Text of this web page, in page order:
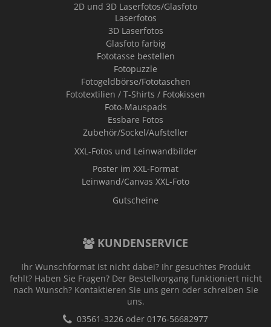
2D und 3D Laserfotos/Glasfoto
Laserfotos
3D Laserfotos
Glasfoto farbig
Fototasse bestellen
Fotopuzzle
Fotogeldbörse/Fototaschen
Fototextilien / T-Shirts / Fotokissen
Foto-Mauspads
Essbare Fotos
Zubehör/Sockel/Aufsteller
XXL-Fotos und Leinwandbilder
Poster im XXL-Format
Leinwand/Canvas XXL-Foto
Gutscheine
KUNDENSERVICE
Ihr Wunschformat ist nicht dabei? Ihr gesuchtes Produkt
fehlt? Haben Sie Fragen? Der Bestellvorgang funktioniert nicht
nach Wunsch? Kontaktieren Sie uns gern oder schreiben Sie
uns.
03561-3226 oder 0176-56682977